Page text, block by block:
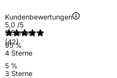
Kundenbewertungen
5,0 /5
(42)
5 Sterne
95 %
4 Sterne
5 %
3 Sterne